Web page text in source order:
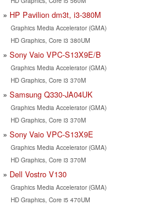
HP Pavilion dm3t, i3-380M
Graphics Media Accelerator (GMA)
HD Graphics, Core i3 380UM
Sony Vaio VPC-S13X9E/B
Graphics Media Accelerator (GMA)
HD Graphics, Core i3 370M
Samsung Q330-JA04UK
Graphics Media Accelerator (GMA)
HD Graphics, Core i3 370M
Sony Vaio VPC-S13X9E
Graphics Media Accelerator (GMA)
HD Graphics, Core i3 370M
Dell Vostro V130
Graphics Media Accelerator (GMA)
HD Graphics, Core i5 470UM